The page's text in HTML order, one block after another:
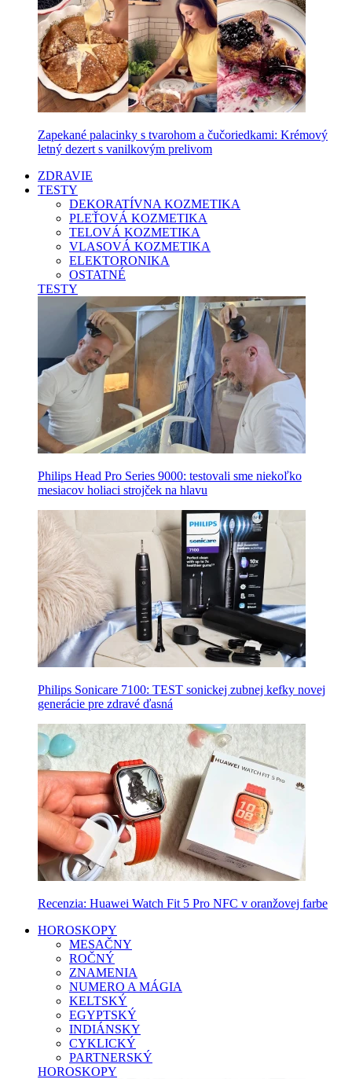
Zapekané palacinky s tvarohom a čučoriedkami: Krémový
letný dezert s vanilkovým prelivom
ZDRAVIE
TESTY
DEKORATÍVNA KOZMETIKA
PLEŤOVÁ KOZMETIKA
TELOVÁ KOZMETIKA
VLASOVÁ KOZMETIKA
ELEKTORONIKA
OSTATNÉ
TESTY
Philips Head Pro Series 9000: testovali sme niekoľko
mesiacov holiaci strojček na hlavu
Philips Sonicare 7100: TEST sonickej zubnej kefky novej
generácie pre zdravé ďasná
Recenzia: Huawei Watch Fit 5 Pro NFC v oranžovej farbe
HOROSKOPY
MESAČNY
ROČNÝ
ZNAMENIA
NUMERO A MÁGIA
KELTSKÝ
EGYPTSKÝ
INDIÁNSKY
CYKLICKÝ
PARTNERSKÝ
HOROSKOPY